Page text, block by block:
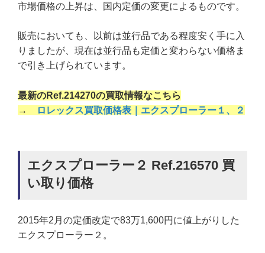
市場価格の上昇は、国内定価の変更によるものです。
販売においても、以前は並行品である程度安く手に入
りましたが、現在は並行品も定価と変わらない価格ま
で引き上げられています。
最新のRef.214270の買取情報なこちら
→
ロレックス買取価格表｜エクスプローラー１、２
エクスプローラー２ Ref.216570 買
い取り価格
2015年2月の定価改定で83万1,600円に値上がりした
エクスプローラー２。